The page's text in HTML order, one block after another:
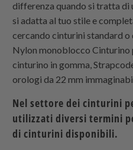
differenza quando si tratta di
si adatta al tuo stile e
cercando cinturini standard o
Nylon monobloccoCinturino
cinturino in gomma,
orologi da 22 mm
Nel settore dei cinturini
utilizzati diversi termini
di cinturini disponibili.